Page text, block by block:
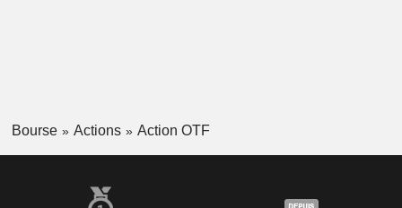
Bourse Actions Action OTF